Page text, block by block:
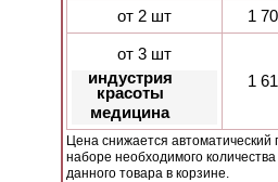
от 2 шт
1
от 3 шт
индустрия
красоты
медицина
1
Цена снижается автоматический
наборе необходимого количества
данного товара в корзине.